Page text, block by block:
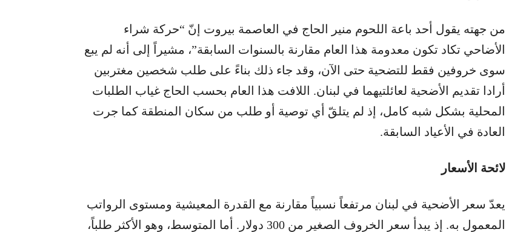
من جهته يقول أحد باعة اللحوم منير الحاج في العاصمة بيروت إنّ “حركة شراء
الأضاحي تكاد تكون معدومة هذا العام مقارنة بالسنوات السابقة”، مشيراً إلى أنه لم يبع
سوى خروفين فقط للتضحية حتى الآن، وقد جاء ذلك بناءً على طلب شخصين مغتربين
أرادا تقديم الأضحية لعائلتيهما في لبنان. اللافت هذا العام بحسب الحاج غياب الطلبات
المحلية بشكل شبه كامل، إذ لم يتلقّ أي توصية أو طلب من سكان المنطقة كما جرت
العادة في الأعياد السابقة.
لائحة الأسعار
يعدّ سعر الأضحية في لبنان مرتفعاً نسبياً مقارنة مع القدرة المعيشية ومستوى الرواتب
المعمول به. إذ يبدأ سعر الخروف الصغير من 300 دولار. أما المتوسط، وهو الأكثر طلباً،